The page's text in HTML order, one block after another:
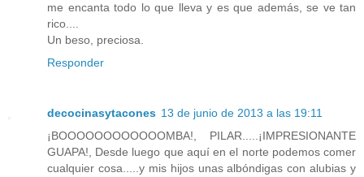
me encanta todo lo que lleva y es que además, se ve tan
rico....
Un beso, preciosa.
Responder
decocinasytacones 13 de junio de 2013 a las 19:11
¡BOOOOOOOOOOOOMBA!, PILAR.....¡IMPRESIONANTE
GUAPA!, Desde luego que aquí en el norte podemos comer
cualquier cosa.....y mis hijos unas albóndigas con alubias y